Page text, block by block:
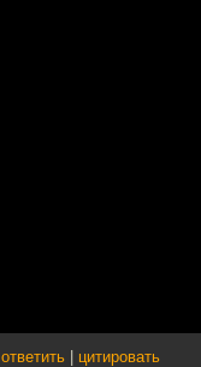
ответить цитировать